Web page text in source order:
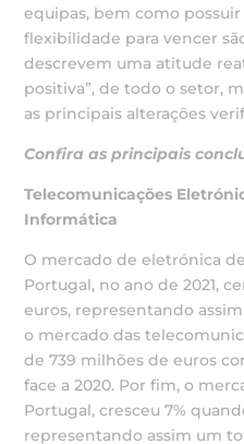
equipas, bem como
flexibilidade para vencer
descrevem uma atitude
positiva”, de todo o setor,
as principais alterações
Confira as principais
Telecomunicações
Informática
O mercado de eletrónica
Portugal, no ano de 2021,
euros, representando
o mercado das
de 739 milhões de euros
face a 2020. Por fim, o
Portugal, cresceu 7%
representando assim um